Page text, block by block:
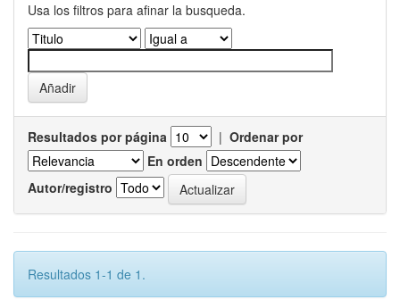
Usa los filtros para afinar la busqueda.
Resultados por página | Ordenar por
En orden
Autor/registro
Resultados 1-1 de 1.